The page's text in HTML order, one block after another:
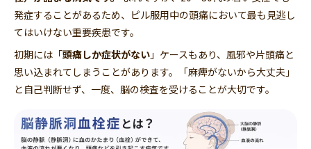
発症することがあるため、ピル服用中の頭痛において最も見逃し
てはいけない重要疾患です。
初期には「頭痛しか症状がない 」ケースもあり、風邪や片頭痛と
思い込まれてしまうことがあります。「麻痺がないから大丈夫」
と自己判断せず、一度、脳の検査を受けることが大切です。